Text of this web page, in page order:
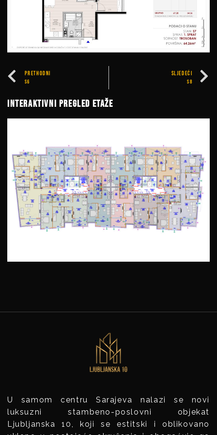
PRETHODNI
S6
SLJEDEĆI
S8
Interaktivni pregled etaže
U samom centru Sarajeva nalazi se novi
luksuzni stambeno-poslovni objekat
Ljubljanska 10, koji se estitski i oblikovano